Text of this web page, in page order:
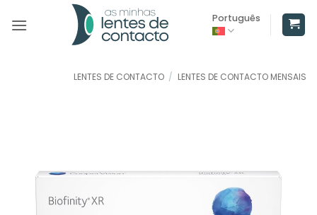
Português
LENTES DE CONTACTO / LENTES DE CONTACTO MENSAIS